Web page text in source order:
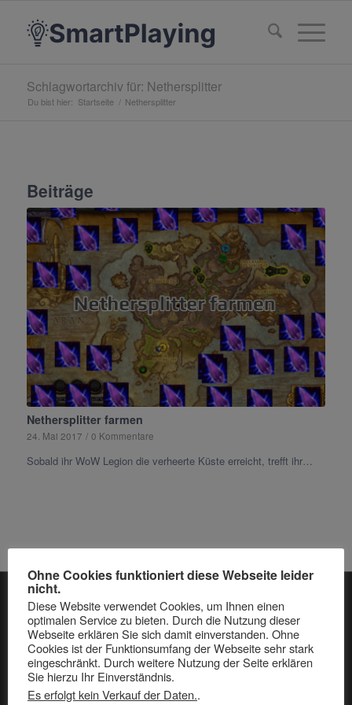
Schlagwortarchiv für: Nethersplitter
Du bist hier: Startseite / Nethersplitter
Beiträge
Nethersplitter farmen
24. Mai 2017 / 0 Kommentare
Sobald ihr WoW Legion die verheerte Küste erreicht, trefft ihr…
NEUESTE BEITRÄGE:
Sfgame Changelog: auf Version 26.000
24. Juli 2025 - 11:04
Sfgame Changelog: auf Version 25.500
14. Mai 2025 - 8:21
Ohne Cookies funktioniert diese Webseite leider
nicht.
Diese Website verwendet Cookies, um Ihnen einen
optimalen Service zu bieten. Durch die Nutzung dieser
Webseite erklären Sie sich damit einverstanden. Ohne
Cookies ist der Funktionsumfang der Webseite sehr stark
eingeschränkt. Durch weitere Nutzung der Seite erklären
Sie hierzu Ihr Einverständnis.
Es erfolgt kein Verkauf der Daten..